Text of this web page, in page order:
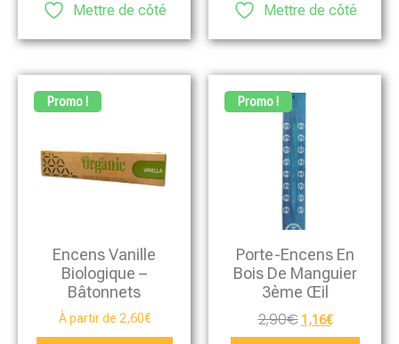
Mettre de côté Mettre de côté
Promo !
Encens Vanille
Biologique –
Bâtonnets
À partir de 2,60€
Promo !
Porte-Encens En
Bois De Manguier
3ème Œil
2,90€ 1,16€